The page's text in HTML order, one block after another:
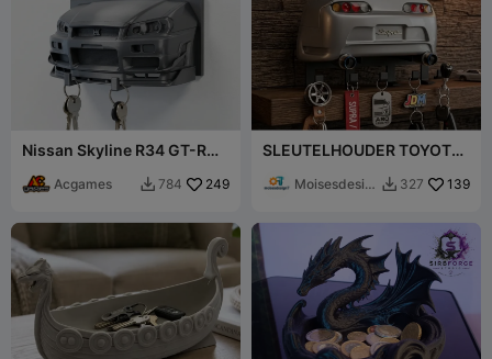
Nissan Skyline R34 GT-R
Acgames  784 249
SLEUTELHOUDER TOYOTA
Moisesdesig
 327 139